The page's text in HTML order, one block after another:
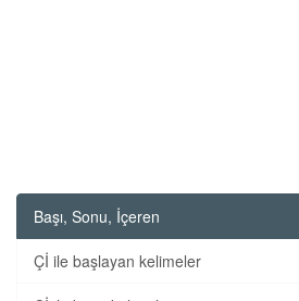
Başı, Sonu, İçeren
Çİ ile başlayan kelimeler